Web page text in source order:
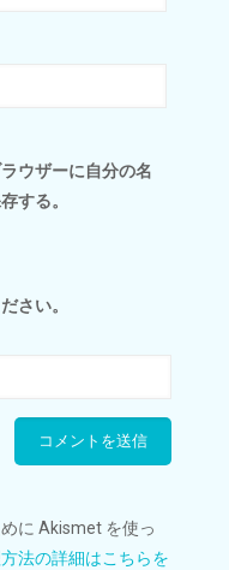
ウザーに自分の名
する。
さい。
に Akismet を使っ
法の詳細はこちらを